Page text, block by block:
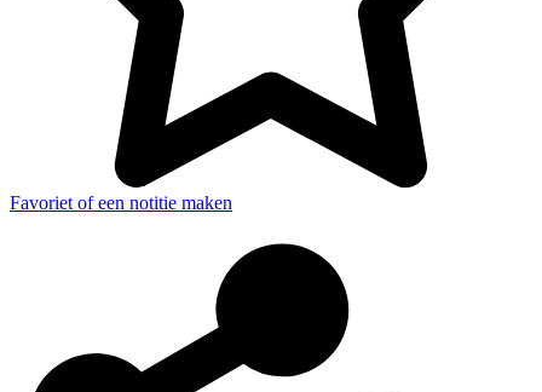
Favoriet of een notitie maken